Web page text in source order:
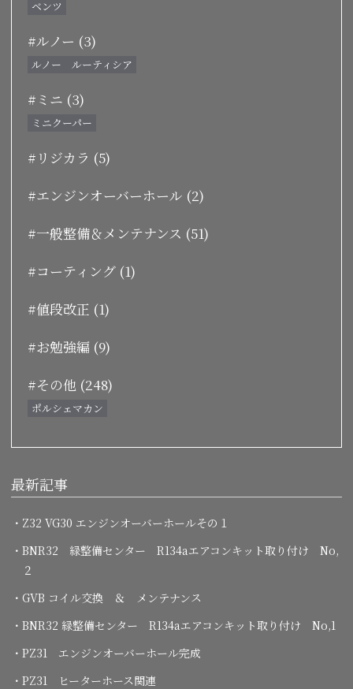
ベンツ
#ルノー (3)
ルノー ルーティシア
#ミニ (3)
ミニクーパー
#リジカラ (5)
#エンジンオーバーホール (2)
#一般整備＆メンテナンス (51)
#コーティング (1)
#値段改正 (1)
#お勉強編 (9)
#その他 (248)
ポルシェマカン
最新記事
・Z32 VG30 エンジンオーバーホールその１
・BNR32 緑整備センター R134aエアコンキット取り付け No,
２
・GVB コイル交換 ＆ メンテナンス
・BNR32 緑整備センター R134aエアコンキット取り付け No,1
・PZ31 エンジンオーバーホール完成
・PZ31 ヒーターホース関連